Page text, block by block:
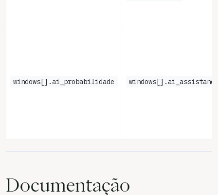
windows[].ai_probabilidade
Documentação